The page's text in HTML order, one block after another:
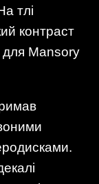
тлі
контраст
для Mansory